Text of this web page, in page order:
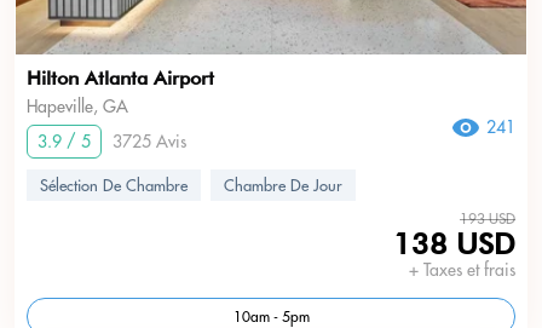
Hilton Atlanta Airport
Hapeville, GA
3.9 / 5
3725 Avis
241
Sélection De Chambre Chambre De Jour
193 USD
138 USD
+ Taxes et frais
10am - 5pm